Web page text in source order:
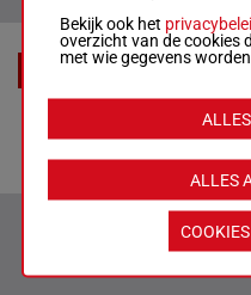
Bekijk ook het
overzicht van de cookies
met wie gegevens worden
ALLES